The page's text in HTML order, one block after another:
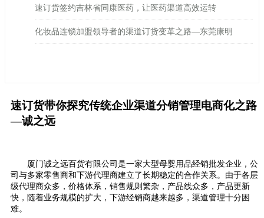
速订货签约吉林省同康医药，让医药渠道高效运转
化妆品连锁加盟领导者的渠道订货变革之路—东莞康明
速订货带你探究传统企业渠道分销管理电商化之路
—诚之远
厦门诚之远百货有限公司是一家大型母婴用品经销批发企业， 公
司与多家零售商和下游代理商建立了长期稳定的合作关系。 由于各层
级代理商众多，价格体系，销售规则繁杂，产品线众多，产品更新
快，随着业务规模的扩大，下游经销商越来越多，渠道管理十分困
难。